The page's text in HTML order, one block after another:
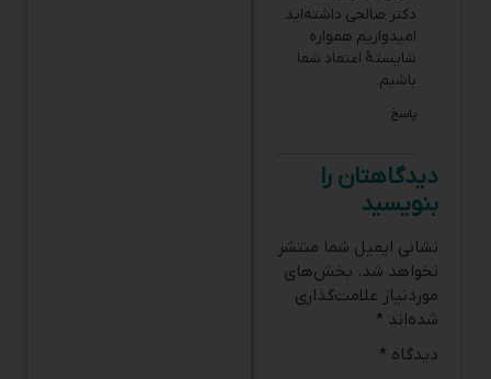
امیدواریم همواره
شایستهٔ اعتماد شما
باشیم.
پاسخ
بنویسید
نشانی ایمیل شما منتشر
نخواهد شد.
بخش‌های
موردنیاز علامت‌گذاری
شده‌اند
دیدگاه